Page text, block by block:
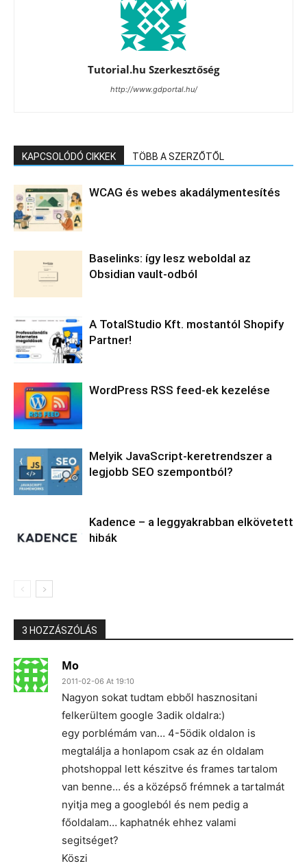
Tutorial.hu Szerkesztőség
http://www.gdportal.hu/
KAPCSOLÓDÓ CIKKEK TÖBB A SZERZŐTŐL
WCAG és webes akadálymentesítés
Baselinks: így lesz weboldal az
Obsidian vault-odból
A TotalStudio Kft. mostantól Shopify
Partner!
WordPress RSS feed-ek kezelése
Melyik JavaScript-keretrendszer a
legjobb SEO szempontból?
Kadence – a leggyakrabban elkövetett
hibák
3 HOZZÁSZÓLÁS
Mo
2011-02-06 At 19:10
Nagyon sokat tudtam ebből hasznositani
felkerültem google 3adik oldalra:)
egy porblémám van… 4-5ödik oldalon is
megtalálja a honlapom csak az én oldalam
photshoppal lett készitve és frames tartalom
van benne… és a középső frémnek a tartalmát
nyitja meg a googleból és nem pedig a
főoldalam… kaphatnék ehhez valami
segitséget?
Köszi